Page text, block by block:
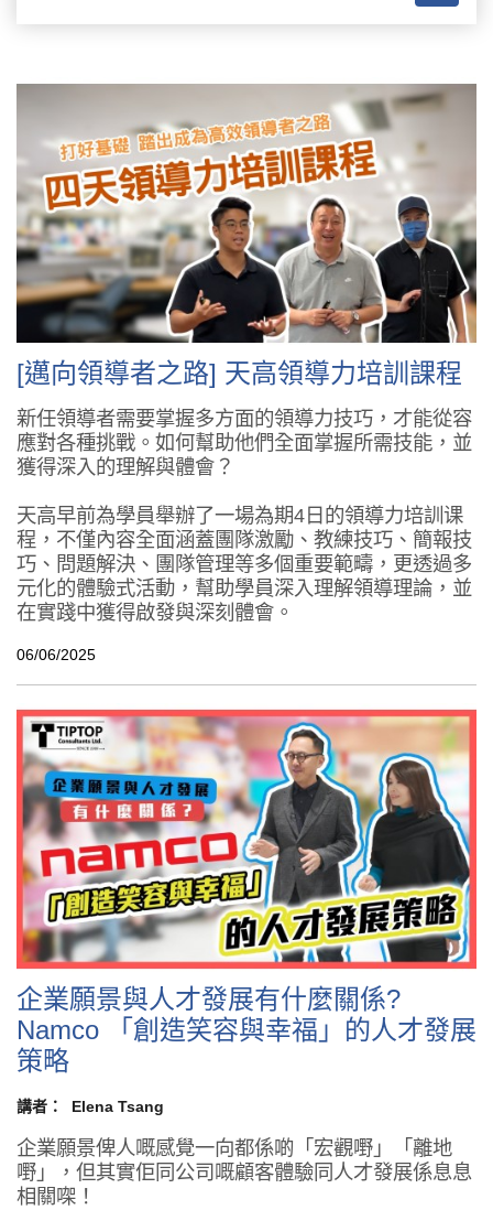
[邁向領導者之路] 天高領導力培訓課程
新任領導者需要掌握多方面的領導力技巧，才能從容
應對各種挑戰。如何幫助他們全面掌握所需技能，並
獲得深入的理解與體會？
天高早前為學員舉辦了一場為期4日的領導力培訓课
程，不僅內容全面涵蓋團隊激勵、教練技巧、簡報技
巧、問題解決、團隊管理等多個重要範疇，更透過多
元化的體驗式活動，幫助學員深入理解領導理論，並
在實踐中獲得啟發與深刻體會。
06/06/2025
企業願景與人才發展有什麼關係?
Namco 「創造笑容與幸福」的人才發展
策略
講者： Elena Tsang
企業願景俾人嘅感覺一向都係啲「宏觀嘢」「離地
嘢」，但其實佢同公司嘅顧客體驗同人才發展係息息
相關㗎！